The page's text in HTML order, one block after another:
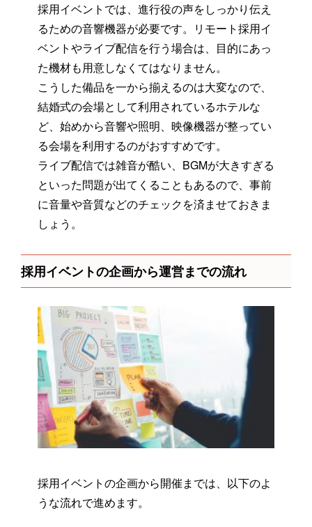
採用イベントでは、進行役の声をしっかり伝え
るための音響機器が必要です。リモート採用イ
ベントやライブ配信を行う場合は、目的にあっ
た機材も用意しなくてはなりません。
こうした備品を一から揃えるのは大変なので、
結婚式の会場として利用されているホテルな
ど、始めから音響や照明、映像機器が整ってい
る会場を利用するのがおすすめです。
ライブ配信では雑音が酷い、BGMが大きすぎる
といった問題が出てくることもあるので、事前
に音量や音質などのチェックを済ませておきま
しょう。
採用イベントの企画から運営までの流れ
採用イベントの企画から開催までは、以下のよ
うな流れで進めます。